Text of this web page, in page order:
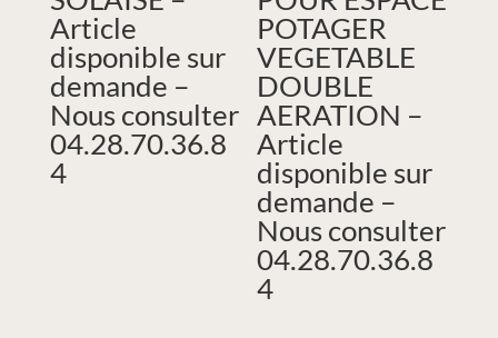
Article
disponible sur
demande –
Nous consulter
04.28.70.36.8
4
POTAGER
VEGETABLE
DOUBLE
AERATION –
Article
disponible sur
demande –
Nous consulter
04.28.70.36.8
4